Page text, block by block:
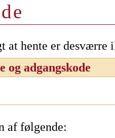
at hente er
og adgangskode
af følgende: